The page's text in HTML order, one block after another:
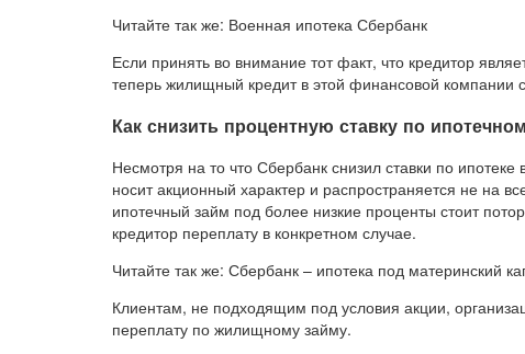
Читайте так же: Военная ипотека Сбербанк
Если принять во внимание тот факт, что кредитор
теперь жилищный кредит в этой финансовой компании
Как снизить процентную ставку по
Несмотря на то что Сбербанк снизил ставки по
носит акционный характер и распространяется не на
ипотечный займ под более низкие проценты стоит
кредитор переплату в конкретном случае.
Читайте так же: Сбербанк – ипотека под материнский
Клиентам, не подходящим под условия акции,
переплату по жилищному займу.